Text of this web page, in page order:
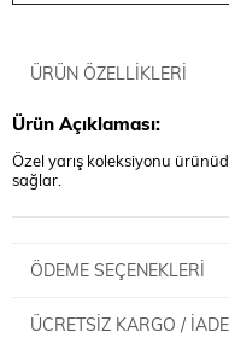
ÜRÜN ÖZELLIKLERI
Ürün Açıklaması:
Özel yarış koleksiyonu
sağlar.
ÖDEME SEÇENEKLERI
ÜCRETSIZ KARGO /